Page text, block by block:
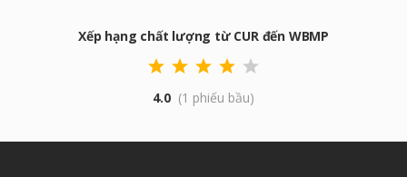
Xếp hạng chất lượng từ CUR đến WBMP
4.0 (1 phiếu bầu)